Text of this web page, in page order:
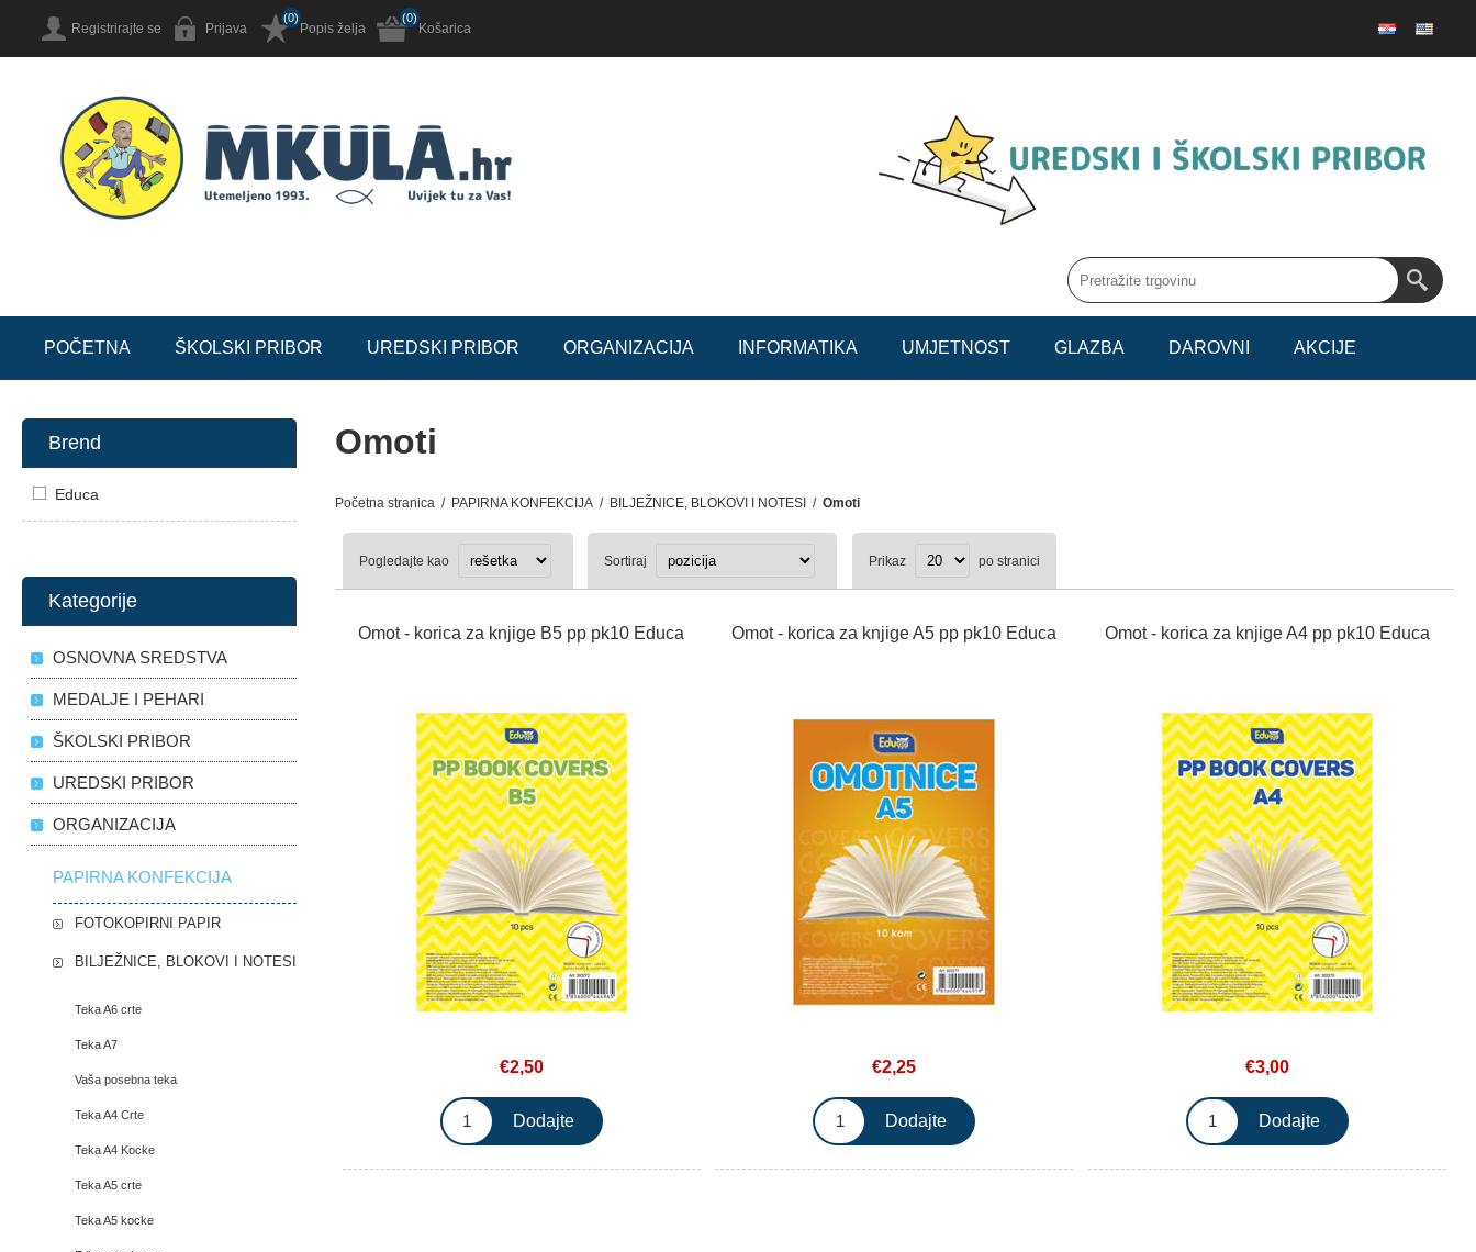
Registrirajte se Prijava Popis želja
(0)
Košarica
(0)
POČETNA ŠKOLSKI PRIBOR UREDSKI PRIBOR ORGANIZACIJA INFORMATIKA UMJETNOST GLAZBA DAROVNI AKCIJE
Omoti
Početna stranica / PAPIRNA KONFEKCIJA / BILJEŽNICE, BLOKOVI I NOTESI / Omoti
Pogledajte kao Sortiraj Prikaz po stranici
Omot - korica za knjige B5 pp pk10 Educa
€2,50
Omot - korica za knjige A5 pp pk10 Educa
€2,25
Omot - korica za knjige A4 pp pk10 Educa
€3,00
Brend
Educa
Kategorije
OSNOVNA SREDSTVA
MEDALJE I PEHARI
ŠKOLSKI PRIBOR
UREDSKI PRIBOR
ORGANIZACIJA
PAPIRNA KONFEKCIJA
FOTOKOPIRNI PAPIR
BILJEŽNICE, BLOKOVI I NOTESI
Teka A6 crte
Teka A7
Vaša posebna teka
Teka A4 Crte
Teka A4 Kocke
Teka A5 crte
Teka A5 kocke